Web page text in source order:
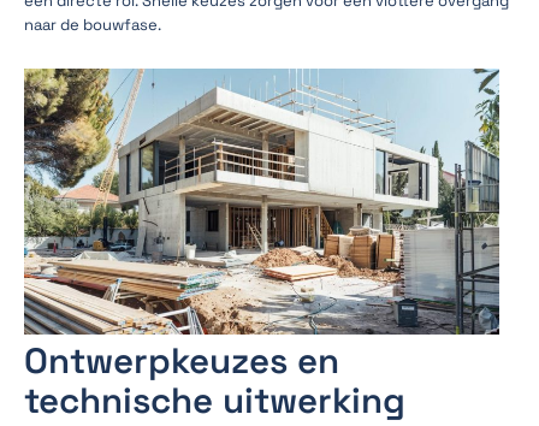
naar de bouwfase.
Ontwerpkeuzes en
technische uitwerking